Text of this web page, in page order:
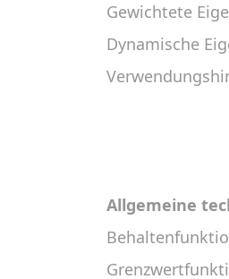
Gewichtete
Dynamische
Allgemeine